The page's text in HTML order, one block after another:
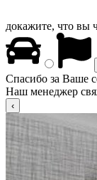
докажите, что вы
Спасибо за Ваше
Наш менеджер